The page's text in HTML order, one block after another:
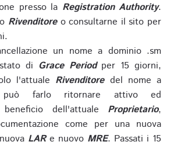
presso la Registration Authority.
Rivenditoreo consultarne il sito per
un nome a dominio .sm
di Grace Periodper 15 giorni,
l'attuale Rivenditoredel nome a
può farlo ritornare attivo ed
dell'attuale Proprietario,
come per una nuova
LARe nuovo MRE. Passati i 15